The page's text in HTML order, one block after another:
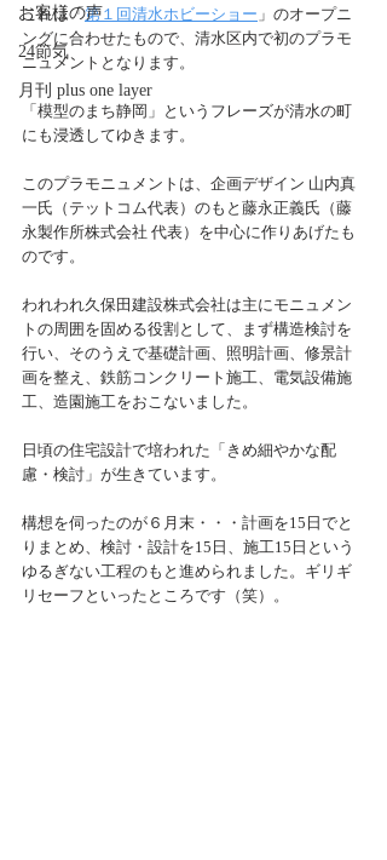
お客様の声
24節気
月刊 plus one layer
これは「第１回清水ホビーショー 」のオープニ
ングに合わせたもので、清水区内で初のプラモ
ニュメントとなります。
「模型のまち静岡」というフレーズが清水の町
にも浸透してゆきます。
このプラモニュメントは、企画デザイン 山内真
一氏（テットコム代表）のもと藤永正義氏（藤
永製作所株式会社 代表）を中心に作りあげたも
のです。
われわれ久保田建設株式会社は主にモニュメン
トの周囲を固める役割として、まず構造検討を
行い、そのうえで基礎計画、照明計画、修景計
画を整え、鉄筋コンクリート施工、電気設備施
工、造園施工をおこないました。
日頃の住宅設計で培われた「きめ細やかな配
慮・検討」が生きています。
構想を伺ったのが６月末・・・計画を15日でと
りまとめ、検討・設計を15日、施工15日という
ゆるぎない工程のもと進められました。ギリギ
リセーフといったところです（笑）。